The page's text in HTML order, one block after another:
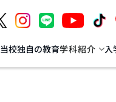
当校独自の教育学科紹介 入